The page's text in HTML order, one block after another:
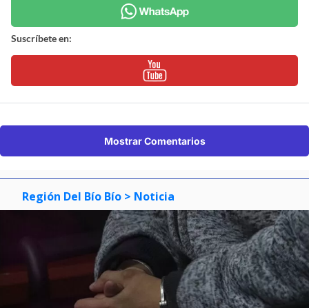
Suscríbete en:
Mostrar Comentarios
Región Del Bío Bío > Noticia